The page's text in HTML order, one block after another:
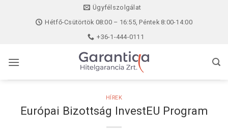
Ügyfélszolgálat
Hétfő-Csütörtök 08:00 – 16:55, Péntek 8:00-14:00
+36-1-444-0111
HÍREK
Európai Bizottság InvestEU Program